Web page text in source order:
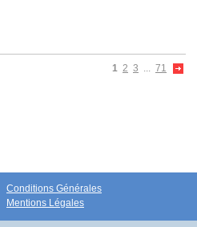
1 2 3 ... 71
Conditions Générales
Mentions Légales